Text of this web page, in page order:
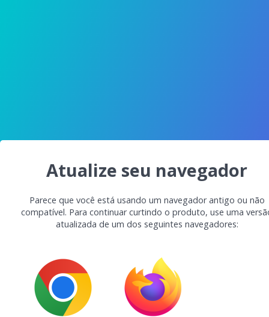
Atualize seu navegador
Parece que você está usando um navegador antigo ou não
compatível. Para continuar curtindo o produto, use uma
atualizada de um dos seguintes navegadores: